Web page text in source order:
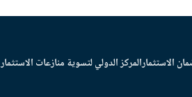
الاستثمارالمركز الدولي لتسوية منازعات الاستثمار